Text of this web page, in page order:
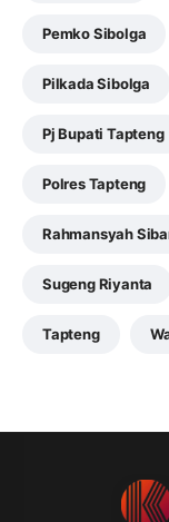
Pemko Sibolga
Pilkada Sibolga
Pj Bupati Tapteng
Polres Tapteng
Rahmansyah
Sugeng Riyanta
Tapteng